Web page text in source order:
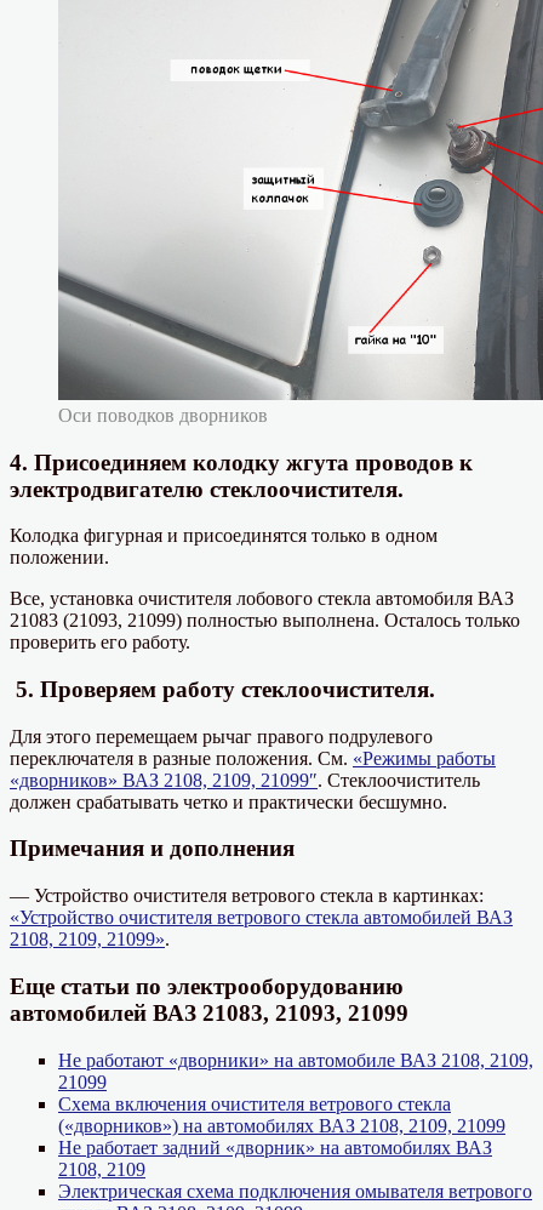
Оси поводков дворников
4. Присоединяем колодку жгута проводов к
электродвигателю стеклоочистителя.
Колодка фигурная и присоединятся только в одном
положении.
Все, установка очистителя лобового стекла автомобиля ВАЗ
21083 (21093, 21099) полностью выполнена. Осталось только
проверить его работу.
5. Проверяем работу стеклоочистителя.
Для этого перемещаем рычаг правого подрулевого
переключателя в разные положения. См. «Режимы работы
«дворников» ВАЗ 2108, 2109, 21099″. Стеклоочиститель
должен срабатывать четко и практически бесшумно.
Примечания и дополнения
— Устройство очистителя ветрового стекла в картинках:
«Устройство очистителя ветрового стекла автомобилей ВАЗ
2108, 2109, 21099».
Еще статьи по электрооборудованию
автомобилей ВАЗ 21083, 21093, 21099
Не работают «дворники» на автомобиле ВАЗ 2108, 2109,
21099
Схема включения очистителя ветрового стекла
(«дворников») на автомобилях ВАЗ 2108, 2109, 21099
Не работает задний «дворник» на автомобилях ВАЗ
2108, 2109
Электрическая схема подключения омывателя ветрового